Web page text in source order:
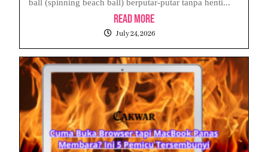
ball (spinning beach ball) berputar-putar tanpa henti...
Read More
July 24, 2026